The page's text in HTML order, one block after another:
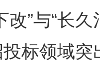
”与“长久
标领域